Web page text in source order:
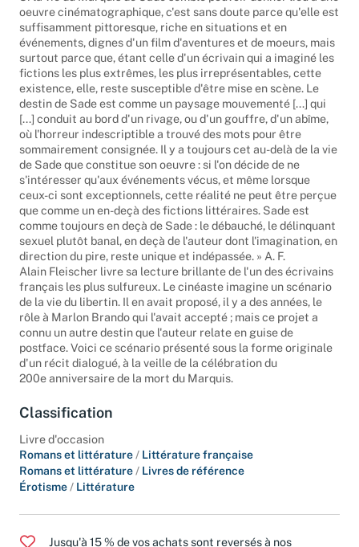
Si la vie du Marquis de Sade semble pouvoir donner lieu à une
oeuvre cinématographique, c'est sans doute parce qu'elle est
suffisamment pittoresque, riche en situations et en
événements, dignes d'un film d'aventures et de moeurs, mais
surtout parce que, étant celle d'un écrivain qui a imaginé les
fictions les plus extrêmes, les plus irreprésentables, cette
existence, elle, reste susceptible d'être mise en scène. Le
destin de Sade est comme un paysage mouvementé [...] qui
[...] conduit au bord d'un rivage, ou d'un gouffre, d'un abîme,
où l'horreur indescriptible a trouvé des mots pour être
sommairement consignée. Il y a toujours cet au-delà de la vie
de Sade que constitue son oeuvre : si l'on décide de ne
s'intéresser qu'aux événements vécus, et même lorsque
ceux-ci sont exceptionnels, cette réalité ne peut être perçue
que comme un en-deçà des fictions littéraires. Sade est
comme toujours en deçà de Sade : le débauché, le délinquant
sexuel plutôt banal, en deçà de l'auteur dont l'imagination, en
direction du pire, reste unique et indépassée. » A. F.
Alain Fleischer livre sa lecture brillante de l'un des écrivains
français les plus sulfureux. Le cinéaste imagine un scénario
de la vie du libertin. Il en avait proposé, il y a des années, le
rôle à Marlon Brando qui l'avait accepté ; mais ce projet a
connu un autre destin que l'auteur relate en guise de
postface. Voici ce scénario présenté sous la forme originale
d'un récit dialogué, à la veille de la célébration du
200e anniversaire de la mort du Marquis.
Classification
Livre d'occasion
Romans et littérature / Littérature française
Romans et littérature